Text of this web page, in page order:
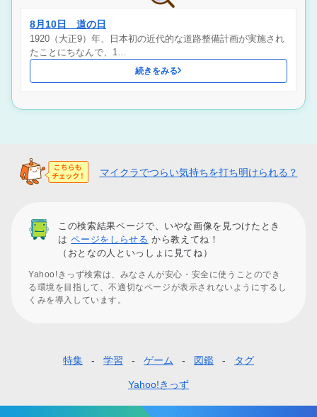
8月10日 道の日
1920（大正9）年、日本初の近代的な道路整備計画が実施され
たことにちなんで、1…
続きをみる
マイクラでつらい気持ちを打ち明けられる？
この検索結果ページで、いやな画像を見つけたとき
はページをしらせる から教えてね！
（おとなの人といっしょに見てね）
Yahoo!きっず検索は、みなさんが安心・安全に使うことのでき
る環境を目指して、不適切なページが表示されないようにするし
くみを導入しています。
タ
特集 学習 ゲーム 図鑑 タグ
Yahoo!きっず